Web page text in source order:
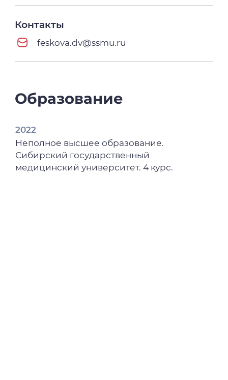
Контакты
feskova.dv@ssmu.ru
Образование
2022
Неполное высшее образование.
Сибирский государственный
медицинский университет. 4 курс.